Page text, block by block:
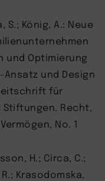
S.; König, A.: Neue
und Optimierung
und Design
für
Stiftungen. Recht,
No. 1
H.; Circa, C.;
Krasodomska,